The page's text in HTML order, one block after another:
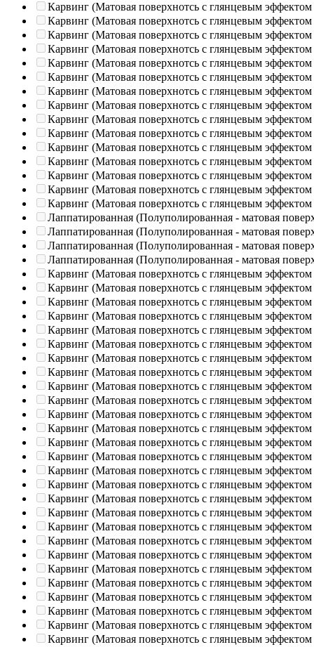
Карвинг (Матовая поверхнотсь с глянцевым эффектом
Карвинг (Матовая поверхнотсь с глянцевым эффектом
Карвинг (Матовая поверхнотсь с глянцевым эффектом
Карвинг (Матовая поверхнотсь с глянцевым эффектом
Карвинг (Матовая поверхнотсь с глянцевым эффектом
Карвинг (Матовая поверхнотсь с глянцевым эффектом
Карвинг (Матовая поверхнотсь с глянцевым эффектом
Карвинг (Матовая поверхнотсь с глянцевым эффектом
Карвинг (Матовая поверхнотсь с глянцевым эффектом
Карвинг (Матовая поверхнотсь с глянцевым эффектом
Карвинг (Матовая поверхнотсь с глянцевым эффектом
Карвинг (Матовая поверхнотсь с глянцевым эффектом
Карвинг (Матовая поверхнотсь с глянцевым эффектом
Карвинг (Матовая поверхнотсь с глянцевым эффектом
Карвинг (Матовая поверхнотсь с глянцевым эффектом
Лаппатированная (Полуполированная - матовая
Лаппатированная (Полуполированная - матовая
Лаппатированная (Полуполированная - матовая
Лаппатированная (Полуполированная - матовая
Карвинг (Матовая поверхнотсь с глянцевым эффектом
Карвинг (Матовая поверхнотсь с глянцевым эффектом
Карвинг (Матовая поверхнотсь с глянцевым эффектом
Карвинг (Матовая поверхнотсь с глянцевым эффектом
Карвинг (Матовая поверхнотсь с глянцевым эффектом
Карвинг (Матовая поверхнотсь с глянцевым эффектом
Карвинг (Матовая поверхнотсь с глянцевым эффектом
Карвинг (Матовая поверхнотсь с глянцевым эффектом
Карвинг (Матовая поверхнотсь с глянцевым эффектом
Карвинг (Матовая поверхнотсь с глянцевым эффектом
Карвинг (Матовая поверхнотсь с глянцевым эффектом
Карвинг (Матовая поверхнотсь с глянцевым эффектом
Карвинг (Матовая поверхнотсь с глянцевым эффектом
Карвинг (Матовая поверхнотсь с глянцевым эффектом
Карвинг (Матовая поверхнотсь с глянцевым эффектом
Карвинг (Матовая поверхнотсь с глянцевым эффектом
Карвинг (Матовая поверхнотсь с глянцевым эффектом
Карвинг (Матовая поверхнотсь с глянцевым эффектом
Карвинг (Матовая поверхнотсь с глянцевым эффектом
Карвинг (Матовая поверхнотсь с глянцевым эффектом
Карвинг (Матовая поверхнотсь с глянцевым эффектом
Карвинг (Матовая поверхнотсь с глянцевым эффектом
Карвинг (Матовая поверхнотсь с глянцевым эффектом
Карвинг (Матовая поверхнотсь с глянцевым эффектом
Карвинг (Матовая поверхнотсь с глянцевым эффектом
Карвинг (Матовая поверхнотсь с глянцевым эффектом
Карвинг (Матовая поверхнотсь с глянцевым эффектом